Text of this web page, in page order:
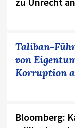
Taliban-
von
Korruption
Bloomberg: